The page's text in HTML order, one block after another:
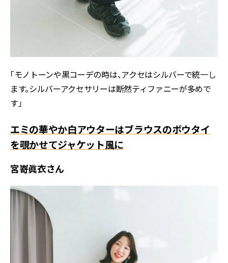
「モノトーンや黒コーデの時は、アクセはシルバーで統一し
ます。シルバーアクセサリーは断然ティファニーが多めで
す」
エミの華やか白アウターはブラウスのボウタイ
を覗かせてジャケット風に
宮嵜眞衣さん